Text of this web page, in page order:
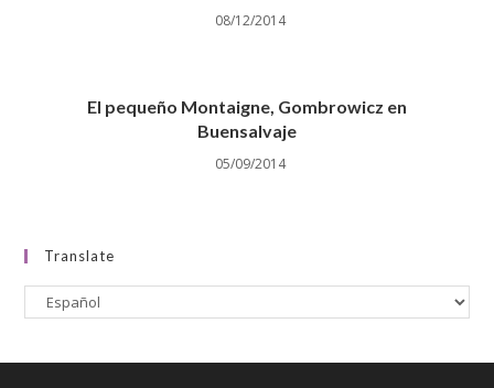
08/12/2014
El pequeño Montaigne, Gombrowicz en
Buensalvaje
05/09/2014
Translate